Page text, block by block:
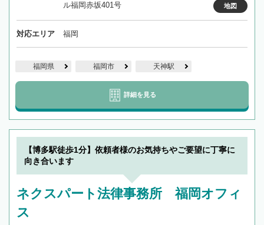
ル福岡赤坂401号
地図
対応エリア 福岡
福岡県 福岡市 天神駅
詳細を見る
【博多駅徒歩1分】依頼者様のお気持ちやご要望に丁寧に
向き合います
ネクスパート法律事務所 福岡オフィ
ス